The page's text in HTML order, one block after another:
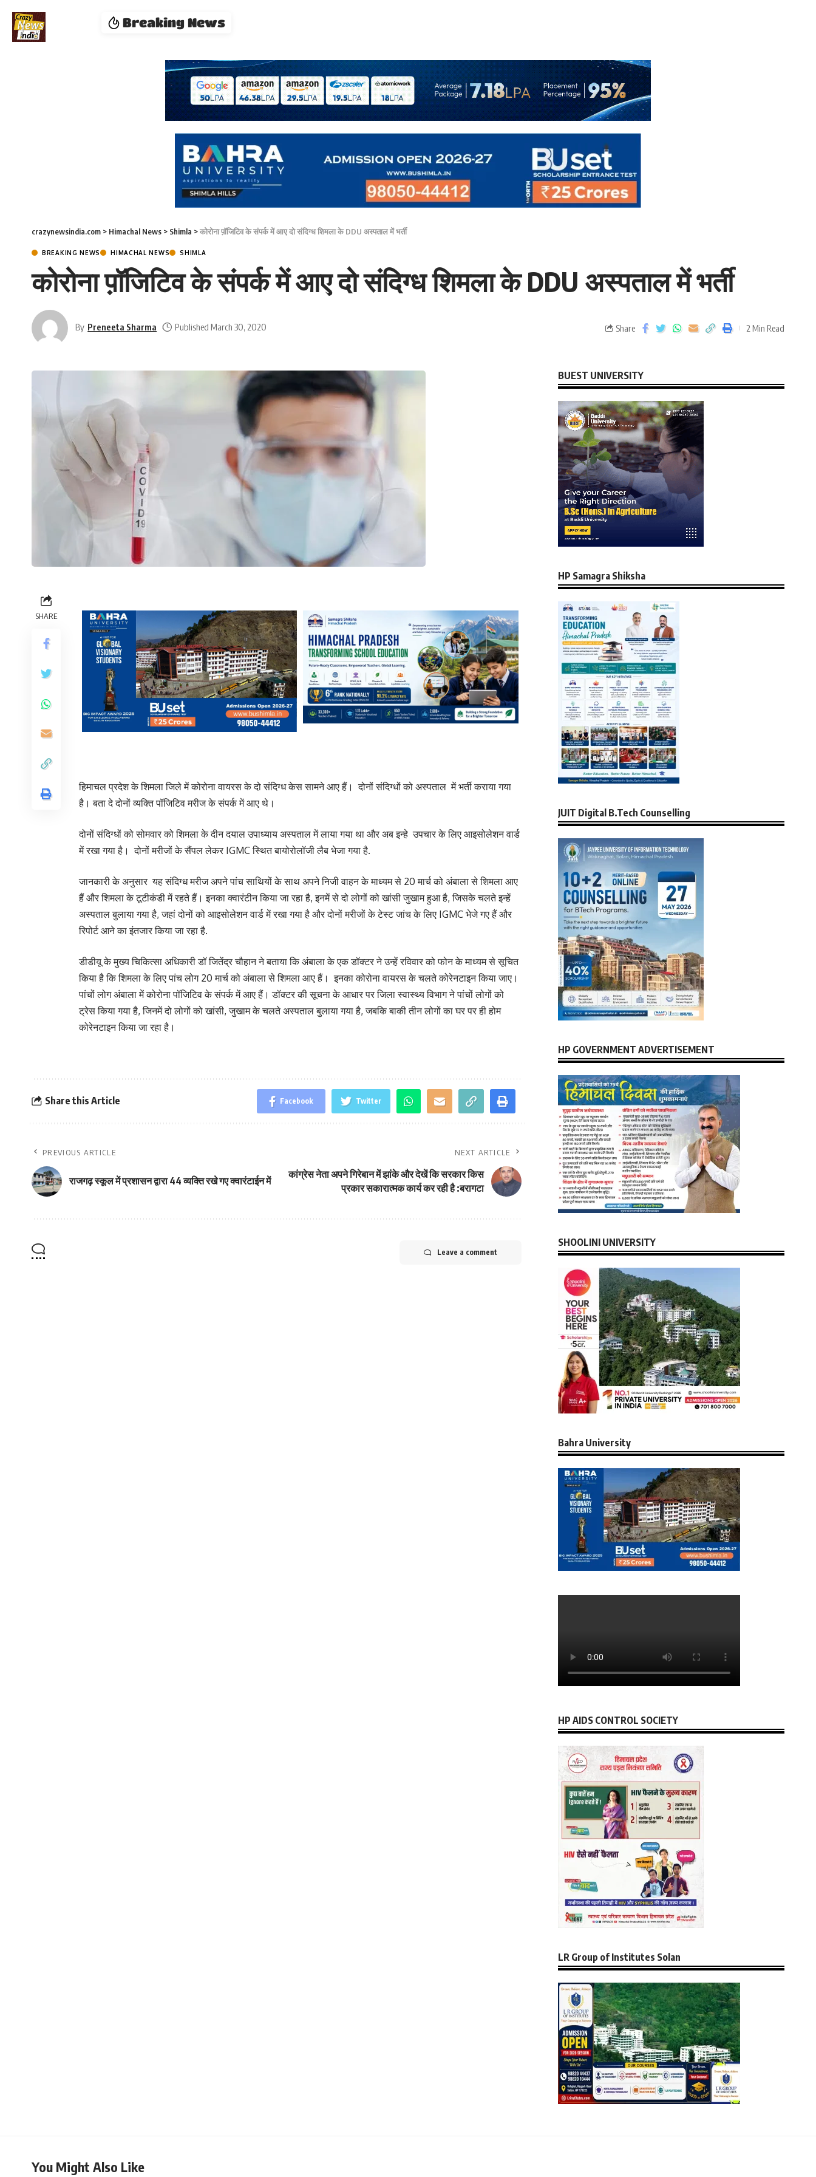
Breaking News
crazynewsindia.com > Himachal News > Shimla >कोरोना प़ॉजिटिव के संपर्क में आए दो संदिग्ध शिमला के DDU अस्पताल में भर्ती
BREAKING NEWS HIMACHAL NEWS SHIMLA
कोरोना प़ॉजिटिव के संपर्क में आए दो संदिग्ध शिमला के DDU अस्पताल में भर्ती
By Preneeta Sharma Published March 30, 2020 Share 2 Min Read
SHARE
हिमाचल प्रदेश के शिमला जिले में कोरोना वायरस के दो संदिग्ध केस सामने आए हैं। दोनों संदिग्धों को अस्पताल में भर्ती कराया गया
है। बता दे दोनों व्यक्ति पॉजिटिव मरीज के संपर्क में आए थे।
दोनों संदिग्धों को सोमवार को शिमला के दीन दयाल उपाध्याय अस्पताल में लाया गया था और अब इन्हे उपचार के लिए आइसोलेशन वार्ड
में रखा गया है। दोनों मरीजों के सैंपल लेकर IGMC स्थित बायोरोलॉजी लैब भेजा गया है.
जानकारी के अनुसार यह संदिग्ध मरीज अपने पांच साथियों के साथ अपने निजी वाहन के माध्यम से 20 मार्च को अंबाला से शिमला आए
हैं और शिमला के टूटीकंडी में रहते हैं। इनका क्वारंटीन किया जा रहा है, इनमें से दो लोगों को खांसी जुखाम हुआ है, जिसके चलते इन्हें
अस्पताल बुलाया गया है, जहां दोनों को आइसोलेशन वार्ड में रखा गया है और दोनों मरीजों के टेस्ट जांच के लिए IGMC भेजे गए हैं और
रिपोर्ट आने का इंतजार किया जा रहा है.
डीडीयू के मुख्य चिकित्सा अधिकारी डॉ जितेंद्र चौहान ने बताया कि अंबाला के एक डॉक्टर ने उन्हें रविवार को फोन के माध्यम से सूचित
किया है कि शिमला के लिए पांच लोग 20 मार्च को अंबाला से शिमला आए हैं। इनका कोरोना वायरस के चलते कोरेनटाइन किया जाए।
पांचों लोग अंबाला में कोरोना पॉजिटिव के संपर्क में आए हैं। डॉक्टर की सूचना के आधार पर जिला स्वास्थ्य विभाग ने पांचों लोगों को
ट्रेस किया गया है, जिनमें दो लोगों को खांसी, जुखाम के चलते अस्पताल बुलाया गया है, जबकि बाकी तीन लोगों का घर पर ही होम
कोरेनटाइन किया जा रहा है।
Share this Article Facebook Twitter
PREVIOUS ARTICLE
राजगढ़ स्कूल में प्रशासन द्वारा 44 व्यक्ति रखे गए क्वारंटाईन में
NEXT ARTICLE
कांग्रेस नेता अपने गिरेबान में झांके और देखें कि सरकार किस
प्रकार सकारात्मक कार्य कर रही है :बरागटा
Leave a comment
BUEST UNIVERSITY
HP Samagra Shiksha
JUIT Digital B.Tech Counselling
HP GOVERNMENT ADVERTISEMENT
SHOOLINI UNIVERSITY
Bahra University
HP AIDS CONTROL SOCIETY
LR Group of Institutes Solan
You Might Also Like